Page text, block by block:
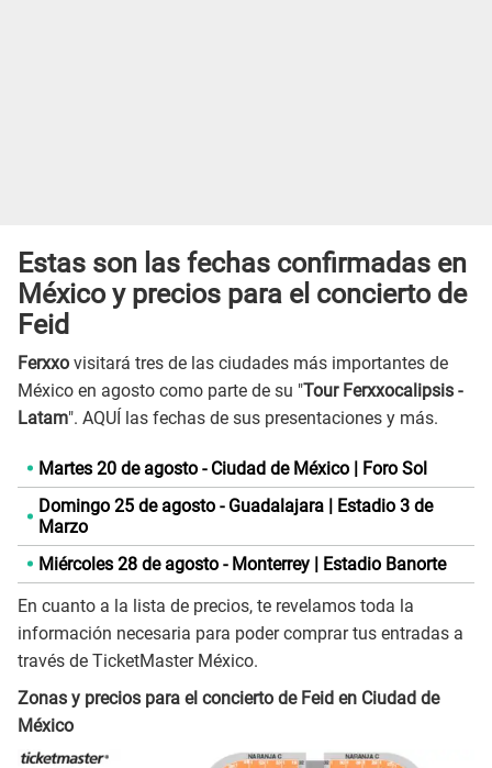
Estas son las fechas confirmadas en
México y precios para el concierto de
Feid
Ferxxo visitará tres de las ciudades más importantes de
México en agosto como parte de su "Tour Ferxxocalipsis -
Latam". AQUÍ las fechas de sus presentaciones y más.
Martes 20 de agosto - Ciudad de México | Foro Sol
Domingo 25 de agosto - Guadalajara | Estadio 3 de
Marzo
Miércoles 28 de agosto - Monterrey | Estadio Banorte
En cuanto a la lista de precios, te revelamos toda la
información necesaria para poder comprar tus entradas a
través de TicketMaster México.
Zonas y precios para el concierto de Feid en Ciudad de
México